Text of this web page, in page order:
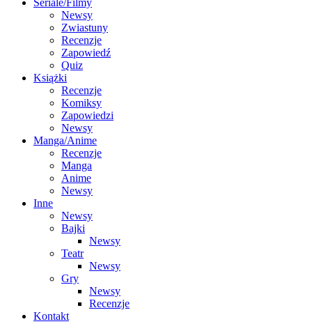
Seriale/Filmy
Newsy
Zwiastuny
Recenzje
Zapowiedź
Quiz
Książki
Recenzje
Komiksy
Zapowiedzi
Newsy
Manga/Anime
Recenzje
Manga
Anime
Newsy
Inne
Newsy
Bajki
Newsy
Teatr
Newsy
Gry
Newsy
Recenzje
Kontakt